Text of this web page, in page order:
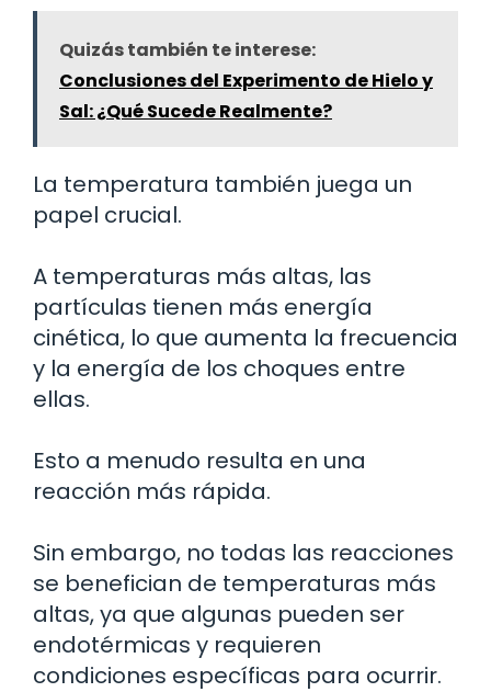
Quizás también te interese:
Conclusiones del Experimento de Hielo y
Sal: ¿Qué Sucede Realmente?
La temperatura también juega un
papel crucial.
A temperaturas más altas, las
partículas tienen más energía
cinética, lo que aumenta la frecuencia
y la energía de los choques entre
ellas.
Esto a menudo resulta en una
reacción más rápida.
Sin embargo, no todas las reacciones
se benefician de temperaturas más
altas, ya que algunas pueden ser
endotérmicas y requieren
condiciones específicas para ocurrir.